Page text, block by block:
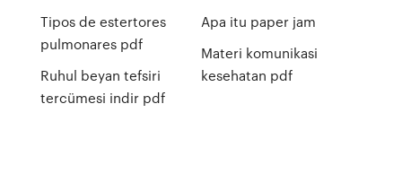
Tipos de estertores
pulmonares pdf
Ruhul beyan tefsiri
tercümesi indir pdf
Apa itu paper jam
Materi komunikasi
kesehatan pdf